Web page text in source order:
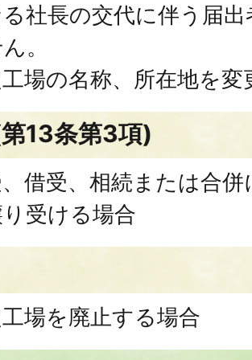
社長の交代に伴う届
。
場の名称、所在地を変
13条第3項)
借受、相続または合
受ける場合
場を廃止する場合